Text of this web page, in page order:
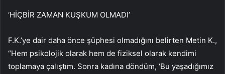
‘HİÇBİR ZAMAN KUŞKUM OLMADI’
F.K.’ye dair daha önce şüphesi olmadığını belirten Metin K.,
“Hem psikolojik olarak hem de fiziksel olarak kendimi
toplamaya çalıştım. Sonra kadına döndüm, ‘Bu yaşadığımız